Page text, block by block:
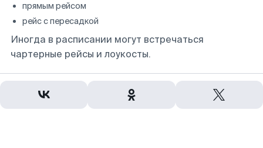
прямым рейсом
рейс с пересадкой
Иногда в расписании могут встречаться
чартерные рейсы и лоукосты.